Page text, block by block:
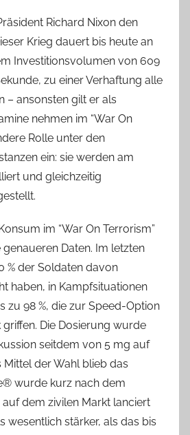
Richard Nixon den
Krieg dauert bis heute an
Investitionsvolumen von 609
zu einer Verhaftung alle
– ansonsten gilt er als
nehmen im “War On
Rolle unter den
ein: sie werden am
und gleichzeitig
im “War On Terrorism”
Daten. Im letzten
% der Soldaten davon
haben, in Kampfsituationen
zu 98 %, die zur Speed-Option
Die Dosierung wurde
seitdem von 5 mg auf
Mittel der Wahl blieb das
wurde kurz nach dem
dem zivilen Markt lanciert
wesentlich stärker, als das bis